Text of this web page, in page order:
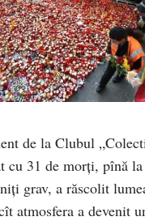
de la Clubul
cu 31 de morţi, pînă la
grav, a răscolit
atmosfera a devenit